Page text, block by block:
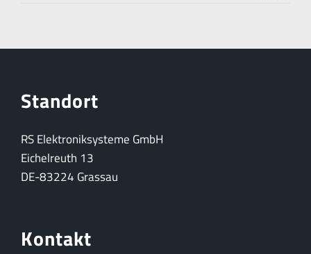
Standort
RS Elektroniksysteme GmbH
Eichelreuth 13
DE-83224 Grassau
Kontakt